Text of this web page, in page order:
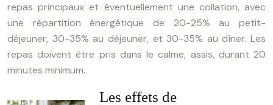
repas principaux et éventuellement une collation, avec
une répartition énergétique de 20-25% au petit-
déjeuner, 30-35% au déjeuner, et 30-35% au dîner. Les
repas doivent être pris dans le calme, assis, durant 20
minutes minimum.
Les effets de